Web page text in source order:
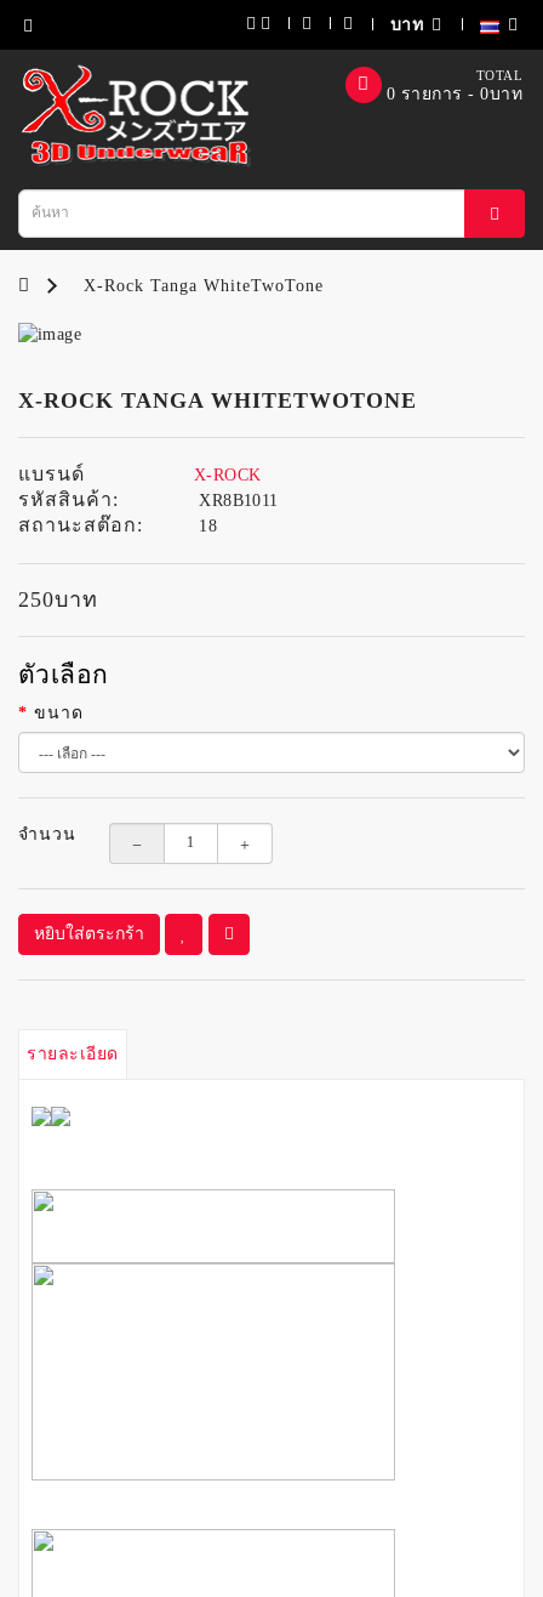
บาท
TOTAL
0 รายการ - 0บาท
Category
สินค้า
ทั้งหมด
BikiniSexy
BikiniSmoothX
HalfBrief
Tanga
Tanga
Swimwear
Long
Pants
Short
Accessories
Novelty
X-Rock Tanga WhiteTwoTone
X-ROCK TANGA WHITETWOTONE
แบรนด์ X-ROCK
รหัสสินค้า: XR8B1011
สถานะสต๊อก: 18
250บาท
ตัวเลือก
ขนาด
จำนวน
หยิบใส่ตระกร้า
รายละเอียด